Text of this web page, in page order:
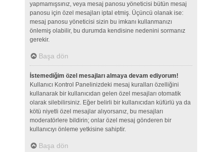
yapmamışsınız, veya mesaj panosu yöneticisi bütün mesaj
panosu için özel mesajları iptal etmiş. Üçüncü olanak ise:
mesaj panosu yöneticisi sizin bu imkanı kullanmanızı
önlemiş olabilir, bu durumda kendisine nedenini sormanız
gerekir.
Başa dön
İstemediğim özel mesajları almaya devam ediyorum!
Kullanıcı Kontrol Panelinizdeki mesaj kuralları özelliğini
kullanarak bir kullanıcıdan gelen özel mesajları otomatik
olarak silebilirsiniz. Eğer belirli bir kullanıcıdan küfürlü ya da
kötü niyetli özel mesajlar alıyorsanız, bu mesajları
moderatörlere bildirin; onlar özel mesaj gönderen bir
kullanıcıyı önleme yetkisine sahiptir.
Başa dön